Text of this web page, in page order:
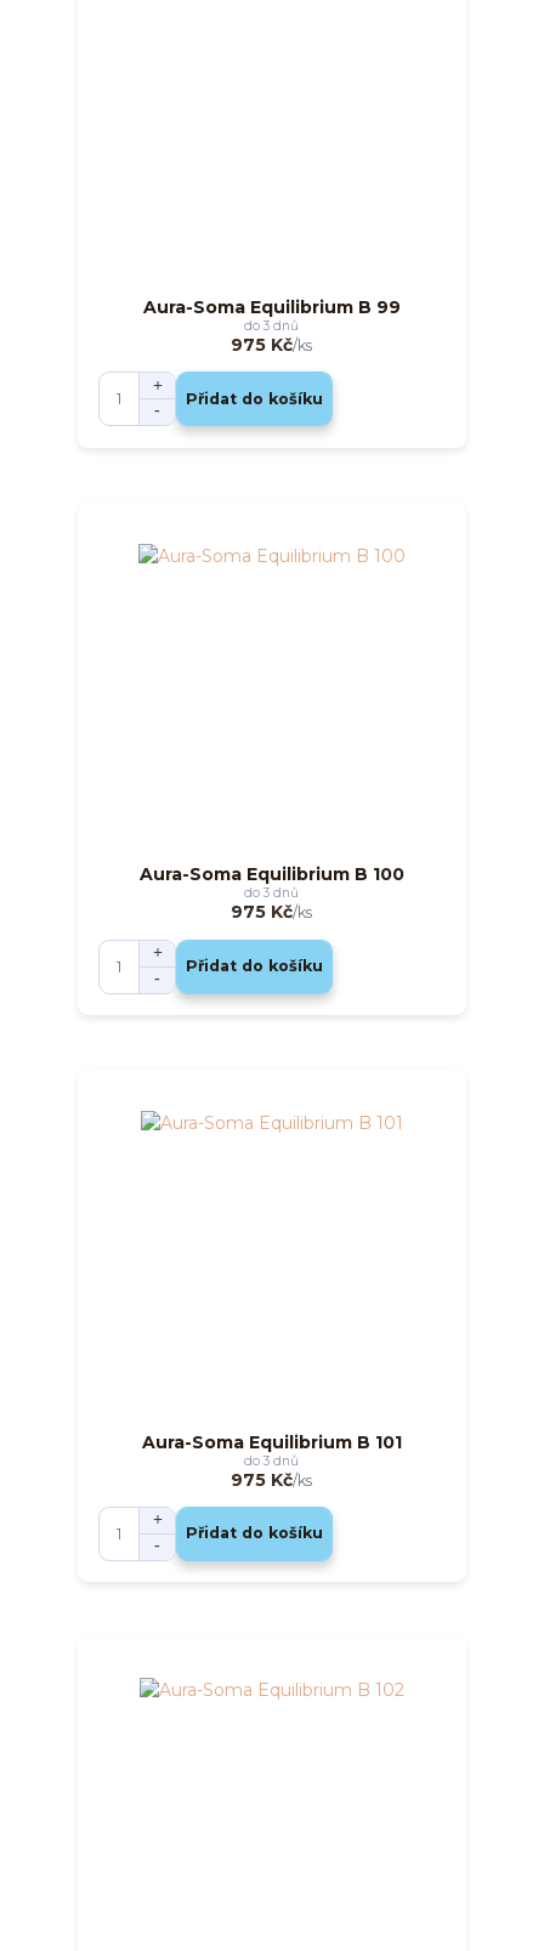
Aura-Soma Equilibrium B 99
975 Kč/ks
do 3 dnů
Přidat do košíku
Aura-Soma Equilibrium B 100
975 Kč/ks
do 3 dnů
Přidat do košíku
Aura-Soma Equilibrium B 101
975 Kč/ks
do 3 dnů
Přidat do košíku